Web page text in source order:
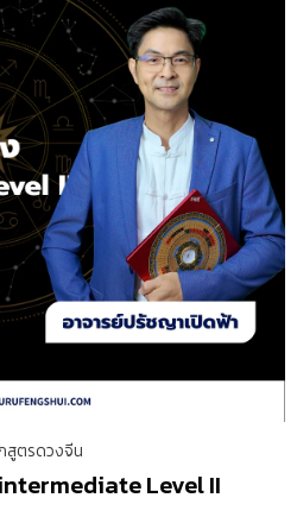
สูตรดวงจีน
Level II